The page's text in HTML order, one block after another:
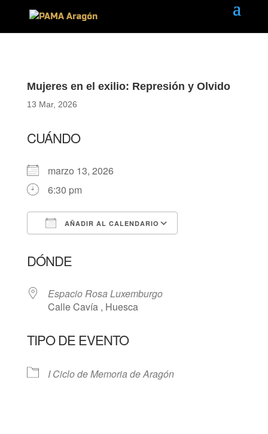
Mujeres en el exilio: Represión y Olvido
13 Mar, 2026
CUÁNDO
marzo 13, 2026
6:30 pm
AÑADIR AL CALENDARIO
DÓNDE
Espacio Rosa Luxemburgo
Calle Cavía , Huesca
TIPO DE EVENTO
I Ciclo de Memoria de Aragón